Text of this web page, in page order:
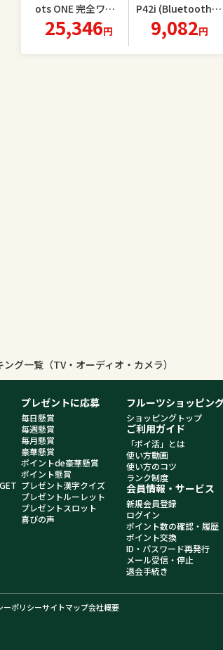
ots ONE 完全ワイ
ヤレスイヤホン イ
ヤーカフ 高音質 耳
を塞がない オープ
25,346円
P42i (Bluetooth 6.
1)【完全ワイヤレ
スイヤホン/ウルト
ラノイズキャンセ
9,082円
グ一覧（TV・オーディオ・カメラ）
プレゼントに応募
毎日懸賞
毎週懸賞
毎月懸賞
豪華懸賞
ポイントde豪華懸賞
ポイント懸賞
プレゼント漢字クイズ
プレゼントルーレット
プレゼントスロット
喜びの声
フルーツショッピン
ショッピングトップ
ご利用ガイド
「ポイ活」とは
使い方動画
使い方のコツ
ランク制度
会員情報・サービス
新規会員登録
ログイン
ポイント数の確認・履歴
ポイント交換
ID・パスワード再発行
メール受信・停止
退会手続き
ーポリシーサイトマップ会社概要